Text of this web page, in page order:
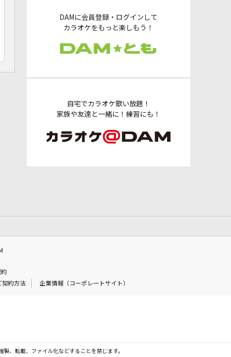
DAMに会員登録・ログインして
カラオケをもっと楽しもう！
自宅でカラオケ歌い放題！
家族や友達と一緒に！練習にも！
契約方法 企業情報（コーポレートサイト）
、転載、ファイル化などすることを禁じます。